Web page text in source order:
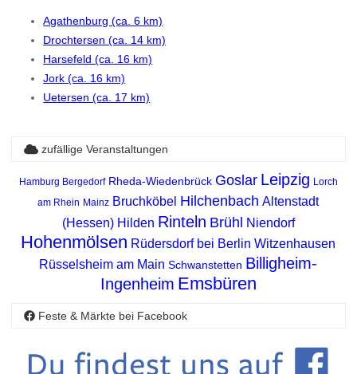
Agathenburg (ca. 6 km)
Drochtersen (ca. 14 km)
Harsefeld (ca. 16 km)
Jork (ca. 16 km)
Uetersen (ca. 17 km)
zufällige Veranstaltungen
Hamburg Bergedorf Rheda-Wiedenbrück Goslar Leipzig Lorch
am Rhein Mainz Bruchköbel Hilchenbach Altenstadt
(Hessen) Hilden Rinteln Brühl Niendorf
Hohenmölsen Rüdersdorf bei Berlin Witzenhausen
Rüsselsheim am Main Schwanstetten Billigheim-
Ingenheim Emsbüren
Feste & Märkte bei Facebook